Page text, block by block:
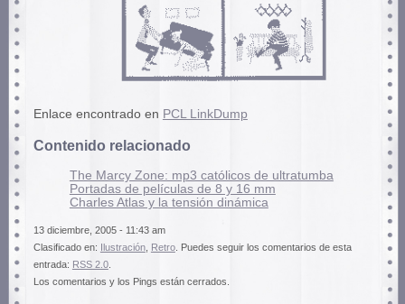
Enlace encontrado en PCL LinkDump
Contenido relacionado
The Marcy Zone: mp3 católicos de ultratumba
Portadas de películas de 8 y 16 mm
Charles Atlas y la tensión dinámica
13 diciembre, 2005 - 11:43 am
Clasificado en: Ilustración, Retro. Puedes seguir los comentarios de esta
entrada: RSS 2.0.
Los comentarios y los Pings están cerrados.